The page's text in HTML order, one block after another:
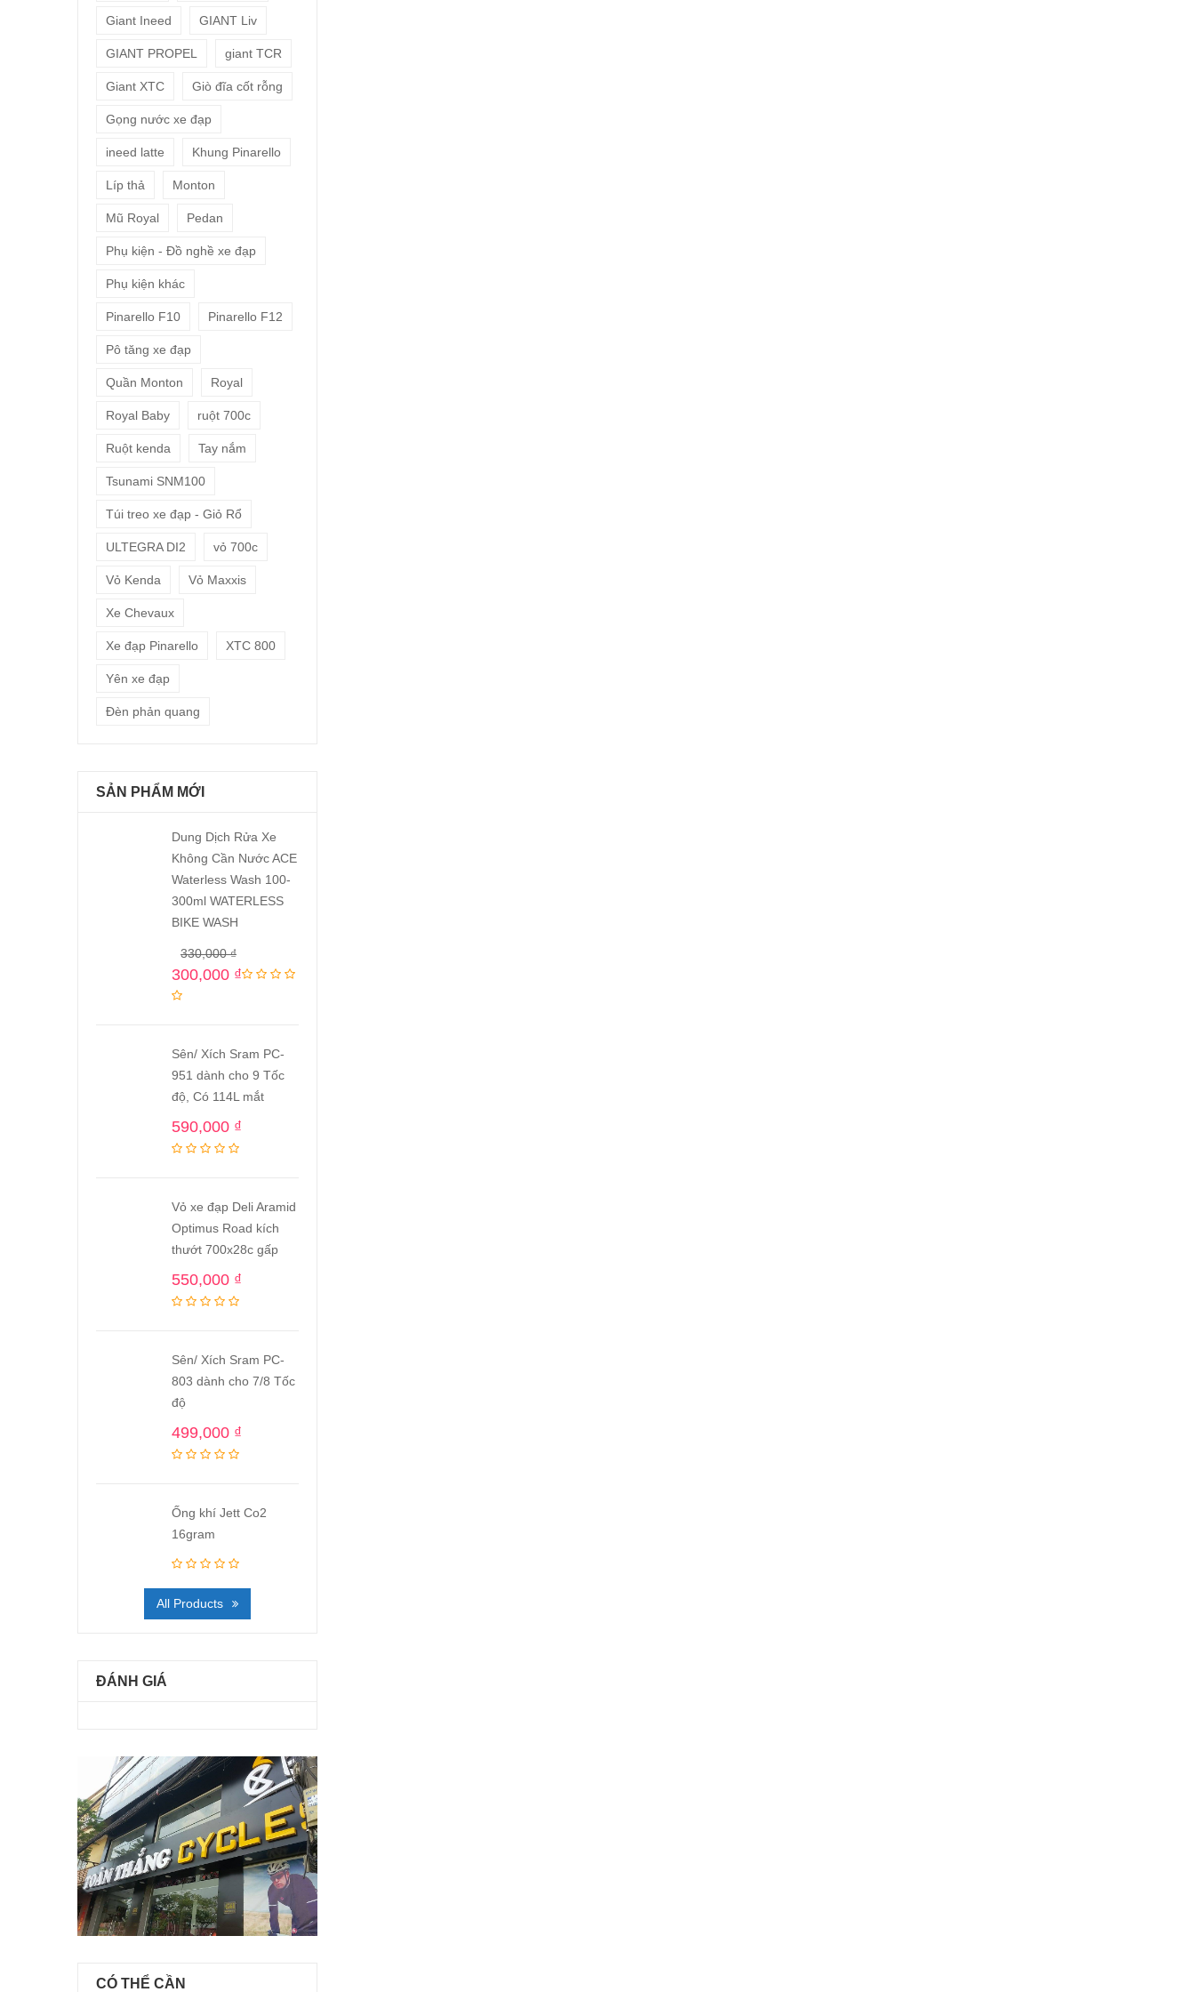
Giant Ineed GIANT Liv
GIANT PROPEL giant TCR
Giant XTC Giò đĩa cốt rỗng
Gọng nước xe đạp
ineed latte Khung Pinarello
Líp thả Monton
Mũ Royal Pedan
Phụ kiện - Đồ nghề xe đạp
Phụ kiện khác
Pinarello F10 Pinarello F12
Pô tăng xe đạp
Quần Monton Royal
Royal Baby ruột 700c
Ruột kenda Tay nắm
Tsunami SNM100
Túi treo xe đạp - Giỏ Rổ
ULTEGRA DI2 vỏ 700c
Vỏ Kenda Vỏ Maxxis
Xe Chevaux
Xe đạp Pinarello XTC 800
Yên xe đạp
Đèn phản quang
SẢN PHẨM MỚI
Dung Dịch Rửa Xe
Không Cần Nước ACE
Waterless Wash 100-
300ml WATERLESS
BIKE WASH
330,000₫
300,000 ₫
Sên/ Xích Sram PC-
951 dành cho 9 Tốc
độ, Có 114L mắt
590,000 ₫
Vỏ xe đạp Deli Aramid
Optimus Road kích
thướt 700x28c gấp
550,000 ₫
Sên/ Xích Sram PC-
803 dành cho 7/8 Tốc
độ
499,000 ₫
Ống khí Jett Co2
16gram
All Products
ĐÁNH GIÁ
CÓ THỂ CẦN